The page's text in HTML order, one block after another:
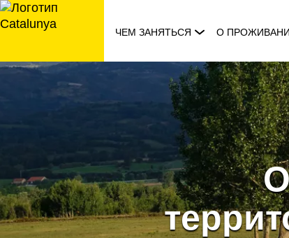
перейти
к
ЧЕМ ЗАНЯТЬСЯ О